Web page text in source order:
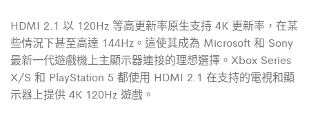
HDMI 2.1 以 120Hz 等高更新率原生支持 4K 更新率，在某
些情況下甚至高達 144Hz。這使其成為 Microsoft 和 Sony
最新一代遊戲機上主顯示器連接的理想選擇。Xbox Series
X/S 和 PlayStation 5 都使用 HDMI 2.1 在支持的電視和顯
示器上提供 4K 120Hz 遊戲。